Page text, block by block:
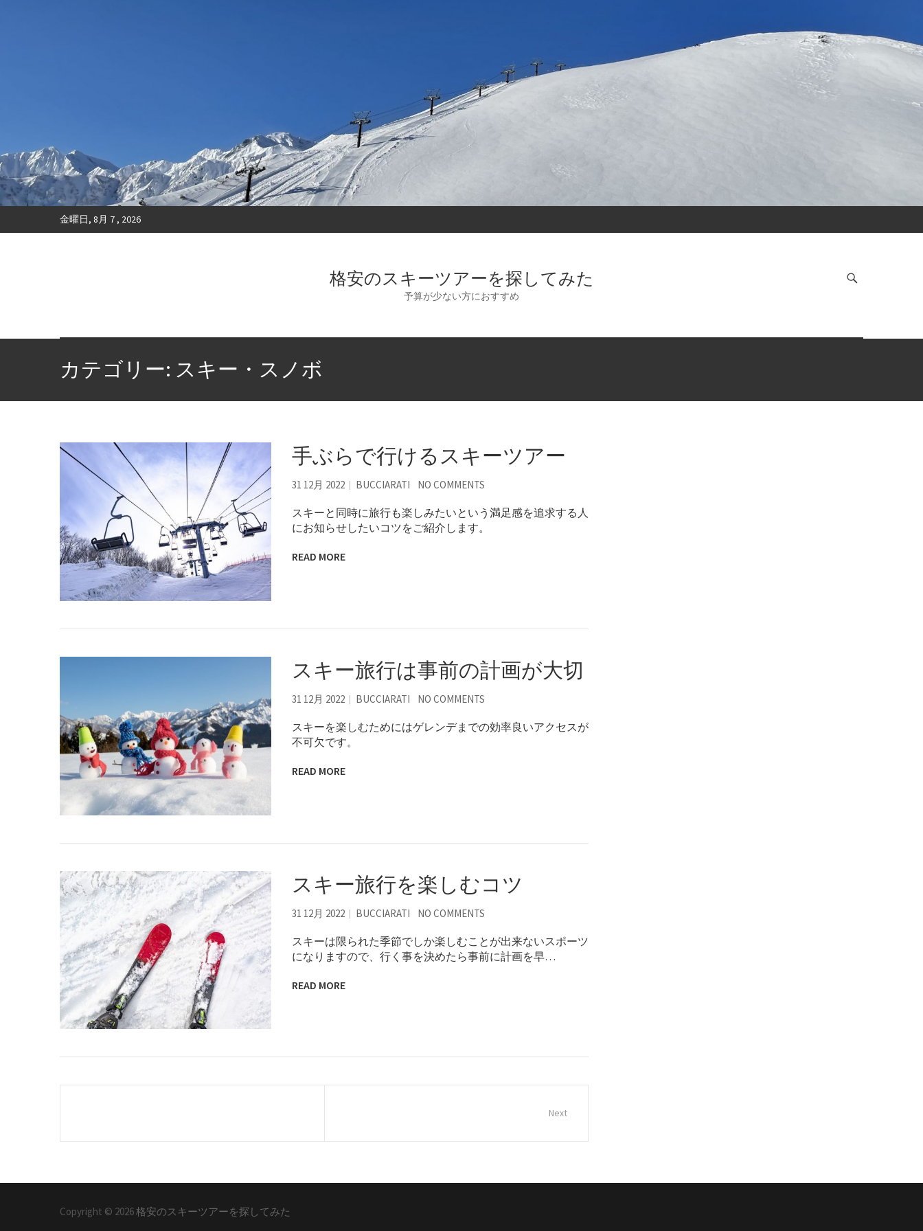
金曜日, 8月 7 , 2026
格安のスキーツアーを探してみた
予算が少ない方におすすめ
カテゴリー: スキー・スノボ
手ぶらで行けるスキーツアー
31 12月 2022 BUCCIARATI NO COMMENTS
スキーと同時に旅行も楽しみたいという満足感を追求する人
にお知らせしたいコツをご紹介します。
READ MORE
スキー旅行は事前の計画が大切
31 12月 2022 BUCCIARATI NO COMMENTS
スキーを楽しむためにはゲレンデまでの効率良いアクセスが
不可欠です。
READ MORE
スキー旅行を楽しむコツ
31 12月 2022 BUCCIARATI NO COMMENTS
スキーは限られた季節でしか楽しむことが出来ないスポーツ
になりますので、行く事を決めたら事前に計画を早…
READ MORE
Next
Copyright © 2026格安のスキーツアーを探してみた